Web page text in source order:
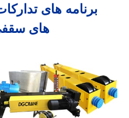
برنامه های
های